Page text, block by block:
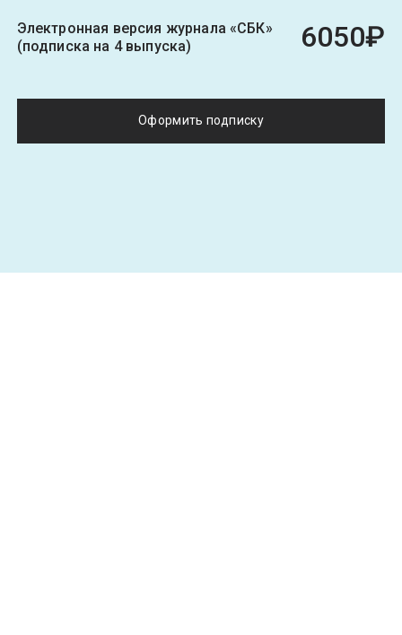
Электронная версия журнала «СБК»
(подписка на 4 выпуска)
6050₽
Оформить подписку